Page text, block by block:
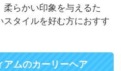
らかい印象を与えるた
スタイルを好む方におすす
アムのカーリーヘア